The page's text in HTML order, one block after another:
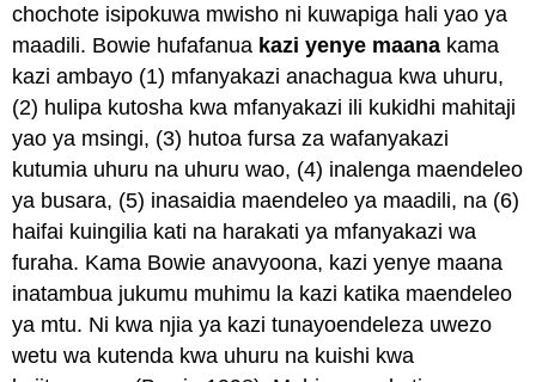
chochote isipokuwa mwisho ni kuwapiga hali yao ya
maadili. Bowie hufafanua kazi yenye maana kama
kazi ambayo (1) mfanyakazi anachagua kwa uhuru,
(2) hulipa kutosha kwa mfanyakazi ili kukidhi mahitaji
yao ya msingi, (3) hutoa fursa za wafanyakazi
kutumia uhuru na uhuru wao, (4) inalenga maendeleo
ya busara, (5) inasaidia maendeleo ya maadili, na (6)
haifai kuingilia kati na harakati ya mfanyakazi wa
furaha. Kama Bowie anavyoona, kazi yenye maana
inatambua jukumu muhimu la kazi katika maendeleo
ya mtu. Ni kwa njia ya kazi tunayoendeleza uwezo
wetu wa kutenda kwa uhuru na kuishi kwa